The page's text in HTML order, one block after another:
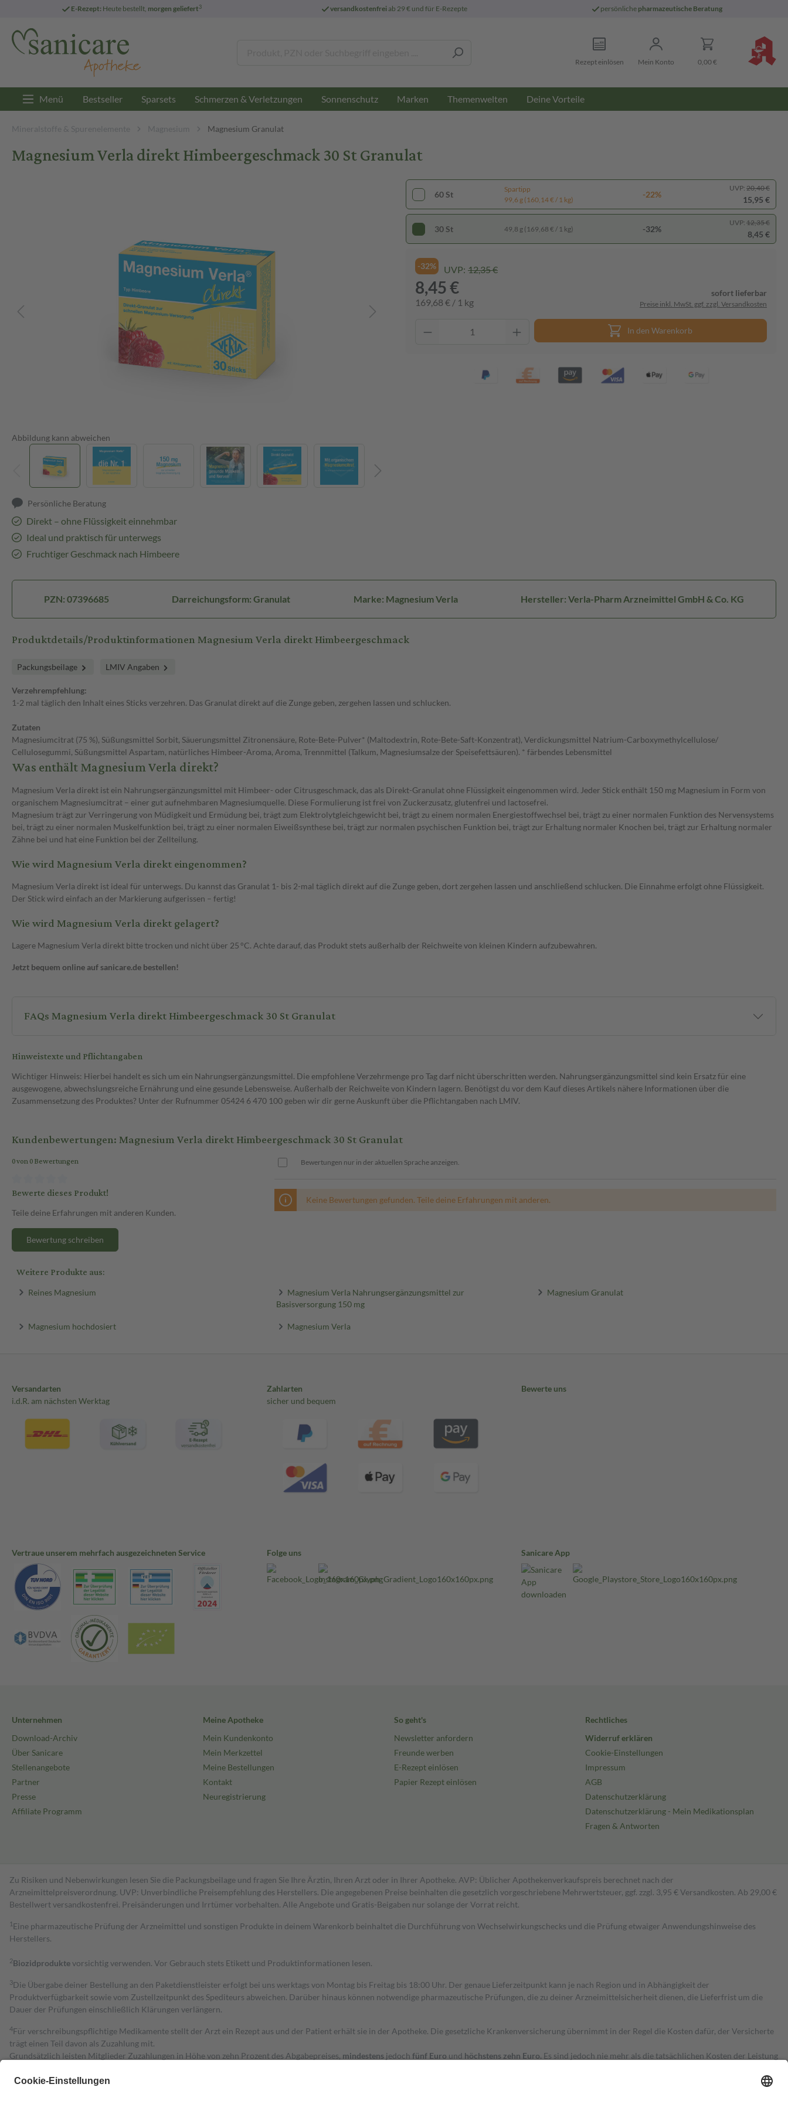
E-Rezept: Heute bestellt, morgen geliefert3 versandkostenfreiab 29 € und für E-Rezepte persönliche pharmazeutische Beratung
Rezept einlösen Mein Konto 0,00 €
Menü Bestseller Sparsets Schmerzen & Verletzungen Sonnenschutz Marken Themenwelten Deine Vorteile
Mineralstoffe & Spurenelemente Magnesium Magnesium Granulat
Magnesium Verla direkt Himbeergeschmack 30 St Granulat
Abbildung kann abweichen
Persönliche Beratung
Direkt – ohne Flüssigkeit einnehmbar
Ideal und praktisch für unterwegs
Fruchtiger Geschmack nach Himbeere
60 St
Spartipp
99,6 g (160,14 € / 1 kg)
-22%
UVP: 20,40 €
15,95 €
30 St 49,8 g (169,68 € / 1 kg) -32%
UVP: 12,35 €
8,45 €
-32% UVP: 12,35 €
8,45 €
169,68 € / 1 kg
sofort lieferbar
Preise inkl. MwSt. ggf. zzgl. Versandkosten
In den Warenkorb
PZN: 07396685 Darreichungsform: Granulat Marke: Magnesium Verla Hersteller: Verla-Pharm Arzneimittel GmbH & Co. KG
Produktdetails/Produktinformationen Magnesium Verla direkt Himbeergeschmack
Packungsbeilage LMIV Angaben
Verzehrempfehlung:
1-2 mal täglich den Inhalt eines Sticks verzehren. Das Granulat direkt auf die Zunge geben, zergehen lassen und schlucken.
Zutaten
Magnesiumcitrat (75 %), Süßungsmittel Sorbit, Säuerungsmittel Zitronensäure, Rote-Bete-Pulver* (Maltodextrin, Rote-Bete-Saft-Konzentrat), Verdickungsmittel Natrium-Carboxymethylcellulose/
Cellulosegummi, Süßungsmittel Aspartam, natürliches Himbeer-Aroma, Aroma, Trennmittel (Talkum, Magnesiumsalze der Speisefettsäuren). * färbendes Lebensmittel
Was enthält Magnesium Verla direkt?
Magnesium Verla direkt ist ein Nahrungsergänzungsmittel mit Himbeer- oder Citrusgeschmack, das als Direkt-Granulat ohne Flüssigkeit eingenommen wird. Jeder Stick enthält 150 mg Magnesium in Form von
organischem Magnesiumcitrat – einer gut aufnehmbaren Magnesiumquelle. Diese Formulierung ist frei von Zuckerzusatz, glutenfrei und lactosefrei.
Magnesium trägt zur Verringerung von Müdigkeit und Ermüdung bei, trägt zum Elektrolytgleichgewicht bei, trägt zu einem normalen Energiestoffwechsel bei, trägt zu einer normalen Funktion des Nervensystems
bei, trägt zu einer normalen Muskelfunktion bei, trägt zu einer normalen Eiweißsynthese bei, trägt zur normalen psychischen Funktion bei, trägt zur Erhaltung normaler Knochen bei, trägt zur Erhaltung normaler
Zähne bei und hat eine Funktion bei der Zellteilung.
Wie wird Magnesium Verla direkt eingenommen?
Magnesium Verla direkt ist ideal für unterwegs. Du kannst das Granulat 1- bis 2-mal täglich direkt auf die Zunge geben, dort zergehen lassen und anschließend schlucken. Die Einnahme erfolgt ohne Flüssigkeit.
Der Stick wird einfach an der Markierung aufgerissen – fertig!
Wie wird Magnesium Verla direkt gelagert?
Lagere Magnesium Verla direkt bitte trocken und nicht über 25 °C. Achte darauf, das Produkt stets außerhalb der Reichweite von kleinen Kindern aufzubewahren.
Jetzt bequem online auf sanicare.de bestellen!
FAQs Magnesium Verla direkt Himbeergeschmack 30 St Granulat
Hinweistexte und Pflichtangaben
Wichtiger Hinweis: Hierbei handelt es sich um ein Nahrungsergänzungsmittel. Die empfohlene Verzehrmenge pro Tag darf nicht überschritten werden. Nahrungsergänzungsmittel sind kein Ersatz für eine
ausgewogene, abwechslungsreiche Ernährung und eine gesunde Lebensweise. Außerhalb der Reichweite von Kindern lagern. Benötigst du vor dem Kauf dieses Artikels nähere Informationen über die
Zusammensetzung des Produktes? Unter der Rufnummer 05424 6 470 100 geben wir dir gerne Auskunft über die Pflichtangaben nach LMIV.
Kundenbewertungen: Magnesium Verla direkt Himbeergeschmack 30 St Granulat
0 von 0 Bewertungen
Bewerte dieses Produkt!
Teile deine Erfahrungen mit anderen Kunden.
Bewertung schreiben
Bewertungen nur in der aktuellen Sprache anzeigen.
Keine Bewertungen gefunden. Teile deine Erfahrungen mit anderen.
Weitere Produkte aus:
Reines Magnesium
Magnesium Verla Nahrungsergänzungsmittel zur
Basisversorgung 150 mg
Magnesium Granulat
Magnesium hochdosiert Magnesium Verla
Versandarten
i.d.R. am nächsten Werktag
Zahlarten
sicher und bequem
Bewerte uns
Vertraue unserem mehrfach ausgezeichneten Service Folge uns Sanicare App
Unternehmen
Download-Archiv
Über Sanicare
Stellenangebote
Partner
Presse
Affiliate Programm
Meine Apotheke
Mein Kundenkonto
Mein Merkzettel
Meine Bestellungen
Kontakt
Neuregistrierung
So geht's
Newsletter anfordern
Freunde werben
E-Rezept einlösen
Papier Rezept einlösen
Rechtliches
Widerruf erklären
Cookie-Einstellungen
Impressum
AGB
Datenschutzerklärung
Datenschutzerklärung - Mein Medikationsplan
Fragen & Antworten
Zu Risiken und Nebenwirkungen lesen Sie die Packungsbeilage und fragen Sie Ihre Ärztin, Ihren Arzt oder in Ihrer Apotheke. AVP: Üblicher Apothekenverkaufspreis berechnet nach der
Arzneimittelpreisverordnung. UVP: Unverbindliche Preisempfehlung des Herstellers. Die angegebenen Preise beinhalten die gesetzlich vorgeschriebene Mehrwertsteuer, ggf. zzgl. 3,95 € Versandkosten. Ab 29,00 €
Bestell­wert versand­kosten­frei. Preisänderungen und Irrtümer vorbehalten. Alle Angebote und Gratis-Beigaben nur solange der Vorrat reicht.
1 Eine pharmazeutische Prüfung der Arzneimittel und sonstigen Produkte in deinem Warenkorb beinhaltet die Durchführung von Wechselwirkungschecks und die Prüfung etwaiger Anwendungshinweise des
Herstellers.
2Biozidproduktevorsichtig verwenden. Vor Gebrauch stets Etikett und Produktinformationen lesen.
3Die Übergabe deiner Bestellung an den Paketdienstleister erfolgt bei uns werktags von Montag bis Freitag bis 18:00 Uhr. Der genaue Lieferzeitpunkt kann je nach Region und in Abhängigkeit der
Produktverfügbarkeit sowie vom Zustellzeitpunkt des Spediteurs abweichen. Darüber hinaus können notwendige pharmazeutische Prüfungen, die zu deiner Arzneimittelsicherheit dienen, die Lieferfrist um die
Dauer der Prüfungen einschließlich Klärungen verlängern.
4Für verschreibungspflichtige Medikamente stellt der Arzt ein Rezept aus und der Patient erhält sie in der Apotheke. Die gesetzliche Krankenversicherung übernimmt in der Regel die Kosten dafür, der Versicherte
trägt einen Teil davon als Zuzahlung mit.
Grundsätzlich leisten Mitglieder Zuzahlungen in Höhe von zehn Prozent des Abgabepreises, mindestens jedoch fünf Euro und höchstens zehn Euro. Es sind jedoch nie mehr als die tatsächlichen Kosten der Leistung
Diese Regeln gelten grundsätzlich auch für Online-Apotheken.